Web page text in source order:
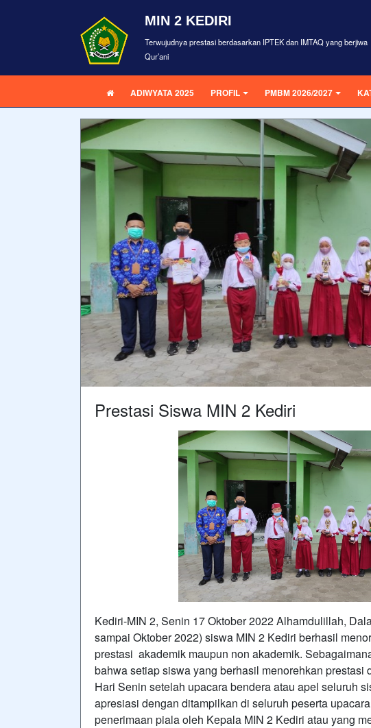
MIN 2 KEDIRI
Terwujudnya prestasi berdasarkan IPTEK dan IMTAQ yang berjiwa
Qur’ani
ADIWYATA 2025 PROFIL PMBM 2026/2027
Prestasi Siswa MIN 2 Kediri
Kediri-MIN 2, Senin 17 Oktober 2022 Alhamdulillah,
sampai Oktober 2022) siswa MIN 2 Kediri berhasil
prestasi akademik maupun non akademik.
bahwa setiap siswa yang berhasil menorehkan prestasi
Hari Senin setelah upacara bendera atau apel seluruh
apresiasi dengan ditampilkan di seluruh peserta
penerimaan piala oleh Kepala MIN 2 Kediri atau yang